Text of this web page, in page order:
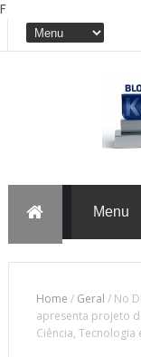
F
Home / Geral / No
apresenta projeto
Ciência, Tecnologia